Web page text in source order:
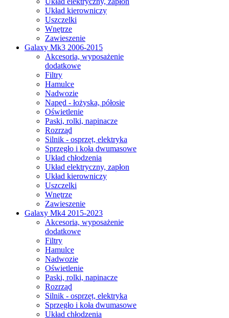
Układ kierowniczy
Uszczelki
Wnętrze
Zawieszenie
Galaxy Mk3 2006-2015
Akcesoria, wyposażenie
dodatkowe
Filtry
Hamulce
Nadwozie
Napęd - łożyska, półosie
Oświetlenie
Paski, rolki, napinacze
Rozrząd
Silnik - osprzęt, elektryka
Sprzęgło i koła dwumasowe
Układ chłodzenia
Układ elektryczny, zapłon
Układ kierowniczy
Uszczelki
Wnętrze
Zawieszenie
Galaxy Mk4 2015-2023
Akcesoria, wyposażenie
dodatkowe
Filtry
Hamulce
Nadwozie
Oświetlenie
Paski, rolki, napinacze
Rozrząd
Silnik - osprzęt, elektryka
Sprzęgło i koła dwumasowe
Układ chłodzenia